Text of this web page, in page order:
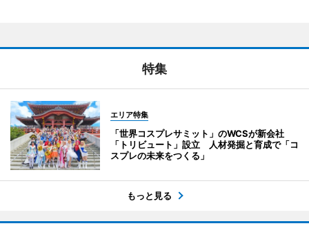
特集
エリア特集
「世界コスプレサミット」のWCSが新会社
「トリビュート」設立 人材発掘と育成で「コ
スプレの未来をつくる」
もっと見る